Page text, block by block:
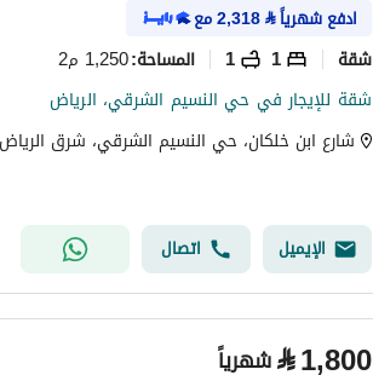
ادفع شهرياً⃁
2,318مع
شقة 1
1 المساحة:1,250 م2
شقة للإيجار في حي النسيم الشرقي، الرياض
شارع ابن خلكان، حي النسيم الشرقي، شرق
الإيميل اتصال
⃁1,800 شهرياً